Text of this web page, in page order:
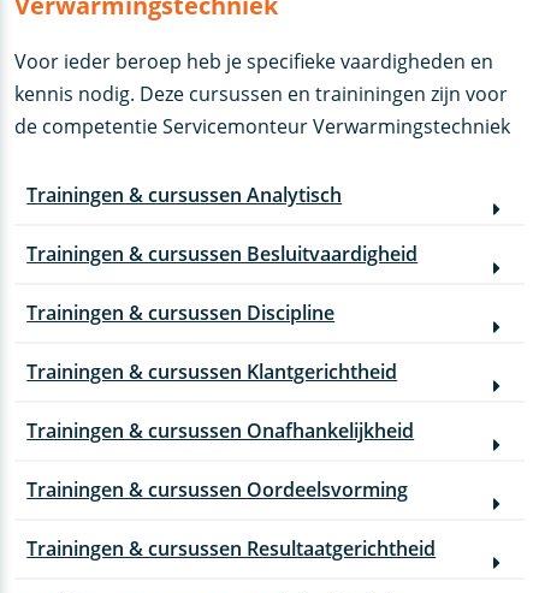
Voor ieder beroep heb je specifieke vaardigheden en
kennis nodig. Deze cursussen en traininingen zijn voor
de competentie Servicemonteur Verwarmingstechniek
Trainingen & cursussen Analytisch
Trainingen & cursussen Besluitvaardigheid
Trainingen & cursussen Discipline
Trainingen & cursussen Klantgerichtheid
Trainingen & cursussen Onafhankelijkheid
Trainingen & cursussen Oordeelsvorming
Trainingen & cursussen Resultaatgerichtheid